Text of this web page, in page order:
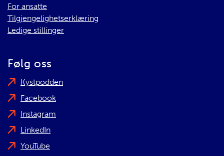
For ansatte
Tilgjengelighetserklæring
Ledige stillinger
Følg oss
Kystpodden
Facebook
Instagram
LinkedIn
YouTube